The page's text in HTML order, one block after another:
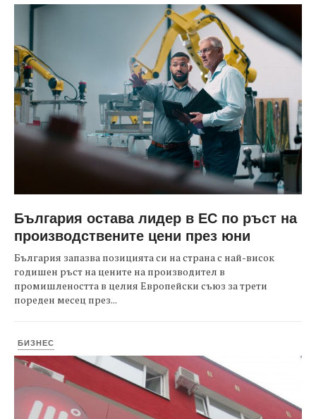
България остава лидер в ЕС по ръст на
производствените цени през юни
България запазва позицията си на страна с най-висок
годишен ръст на цените на производител в
промишлеността в целия Европейски съюз за трети
пореден месец през...
БИЗНЕС